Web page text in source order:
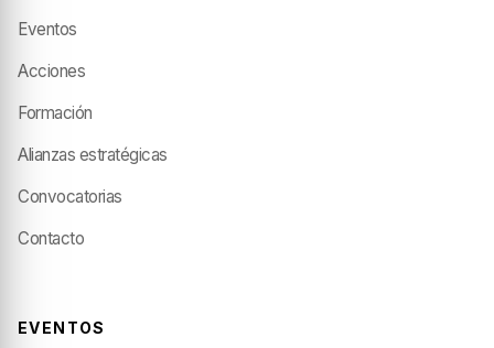
Eventos
Acciones
Formación
Alianzas estratégicas
Convocatorias
Contacto
EVENTOS